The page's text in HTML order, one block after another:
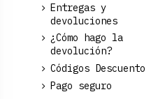
Entregas y
devoluciones
¿Cómo hago la
devolución?
Códigos Descuento
Pago seguro